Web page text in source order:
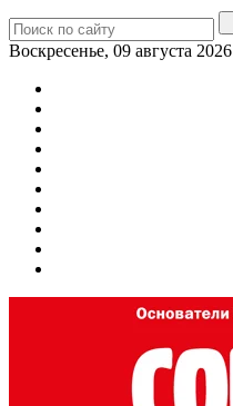
Воскресенье, 09 августа 2026